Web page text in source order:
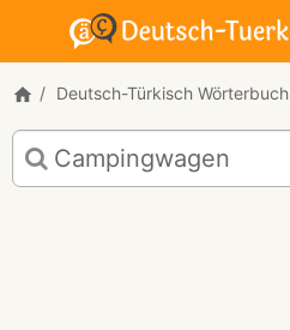
Deutsch-Türkisch Wörterbuch
Deutsch-
Türkisch
Übersetzung